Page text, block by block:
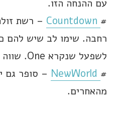
עם ההנחה הזו.
#
– רשת
רחבה. שימו לב שיש להם
לשפעל שנקרא One. שווה לעשות אותו.
#
– סופר גם
מהאחרים.